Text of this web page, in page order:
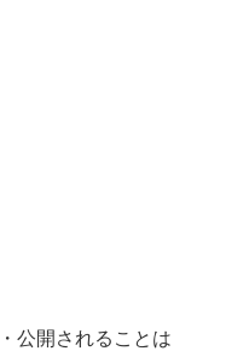
公開されることは